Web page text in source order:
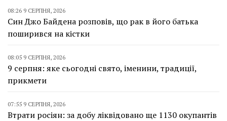
08:26 9 СЕРПНЯ, 2026
Син Джо Байдена розповів, що рак в його батька
поширився на кістки
08:05 9 СЕРПНЯ, 2026
9 серпня: яке сьогодні свято, іменини, традиції,
прикмети
07:55 9 СЕРПНЯ, 2026
Втрати росіян: за добу ліквідовано ще 1130 окупантів